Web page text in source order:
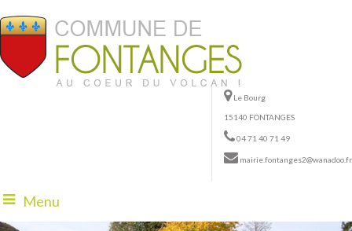
Le Bourg
15140 FONTANGES
04 71 40 71 49
mairie.fontanges2@wanadoo.fr
Menu